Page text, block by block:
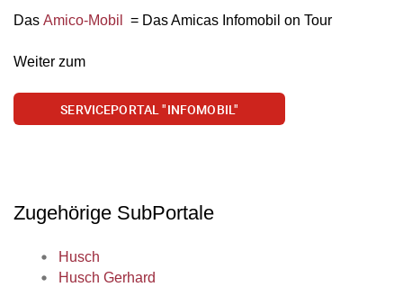
Das Amico-Mobil = Das Amicas Infomobil on Tour
Weiter zum
SERVICEPORTAL "INFOMOBIL"
Zugehörige SubPortale
Husch
Husch Gerhard